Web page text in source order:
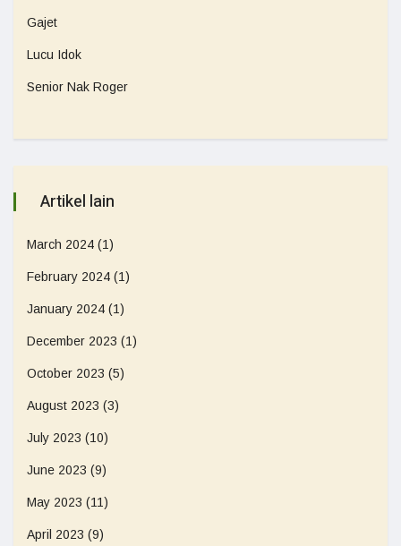
Gajet
Lucu Idok
Senior Nak Roger
Artikel lain
March 2024 (1)
February 2024 (1)
January 2024 (1)
December 2023 (1)
October 2023 (5)
August 2023 (3)
July 2023 (10)
June 2023 (9)
May 2023 (11)
April 2023 (9)